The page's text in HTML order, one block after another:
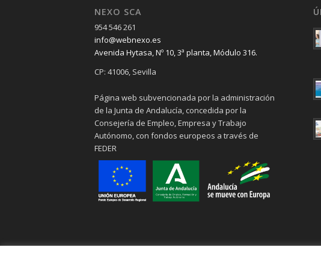
NEXO SCA
954 546 261
info@webnexo.es
Avenida Hytasa, Nº 10, 3ª planta, Módulo 316.
CP: 41006, Sevilla
Página web subvencionada por la administración
de la Junta de Andalucía, concedida por la
Consejería de Empleo, Empresa y Trabajo
Autónomo, con fondos europeos a través de
FEDER